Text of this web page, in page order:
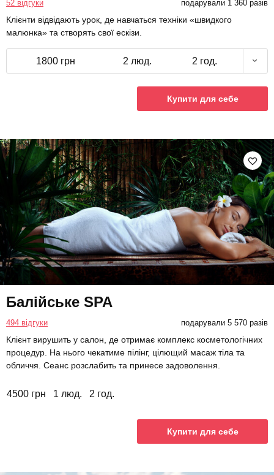
52 відгуки подарували 1 360 разів
Клієнти відвідають урок, де навчаться техніки «швидкого
малюнка» та створять свої ескізи.
1800 грн 2 люд. 2 год.
Купити для себе
Балійське SPA
494 відгуки подарували 5 570 разів
Клієнт вирушить у салон, де отримає комплекс косметологічних
процедур. На нього чекатиме пілінг, цілющий масаж тіла та
обличчя. Сеанс розслабить та принесе задоволення.
4500 грн 1 люд. 2 год.
Купити для себе